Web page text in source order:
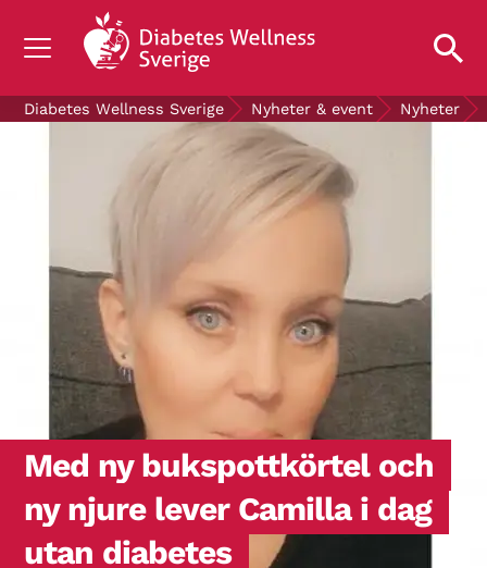
OM DIABETES
OM OSS
GRATIS DIABETESPRODUKTER
Blodsockerkollen
Diabetes Wellness Sverige Nyheter & event Nyheter
Med ny bukspottkörtel och
ny njure lever Camilla i dag
utan diabetes